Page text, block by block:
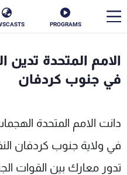
PROGRAMS
الامم المتحدة
في جنوب كردفان
دانت الامم المتحدة
في ولاية جنوب كردفان
تدور معارك بين القوات
الأخبار
منوعات